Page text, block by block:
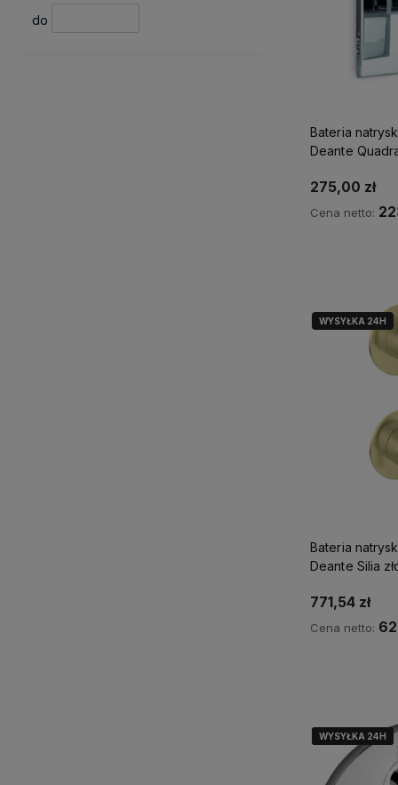
do
Bateria
Deante
275,00 zł
Cena netto:
WYSYŁKA 24H
Bateria
Deante Silia
771,54 zł
Cena netto:
WYSYŁKA 24H
WYSYŁKA 24H
WYSYŁKA 24H
WYSYŁKA 24H